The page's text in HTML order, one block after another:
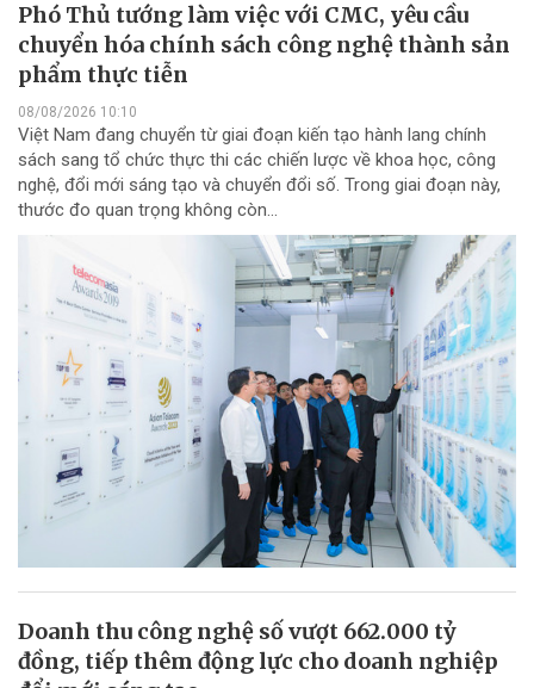
Phó Thủ tướng làm việc với CMC, yêu cầu
chuyển hóa chính sách công nghệ thành sản
phẩm thực tiễn
08/08/2026 10:10
Việt Nam đang chuyển từ giai đoạn kiến tạo hành lang chính
sách sang tổ chức thực thi các chiến lược về khoa học, công
nghệ, đổi mới sáng tạo và chuyển đổi số. Trong giai đoạn này,
thước đo quan trọng không còn...
Doanh thu công nghệ số vượt 662.000 tỷ
đồng, tiếp thêm động lực cho doanh nghiệp